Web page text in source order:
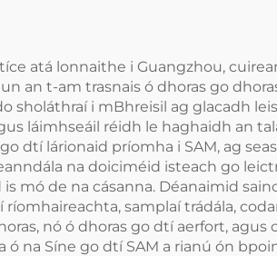
atá lonnaithe i Guangzhou,
an t-am trasnais ó dhoras go
sholáthraí i mBhreisil ag glacadh
láimhseáil réidh le haghaidh an
dtí lárionaid príomha i SAM, ag
na doiciméid isteach go
mó de na cásanna. Déanaimid
ríomhaireachta, samplaí trádála,
nó ó dhoras go dtí aerfort,
ó na Síne go dtí SAM a rianú ón